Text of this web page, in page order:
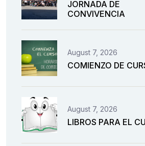
JORNADA DE
CONVIVENCIA
August 7, 2026
COMIENZO DE
August 7, 2026
LIBROS PARA EL